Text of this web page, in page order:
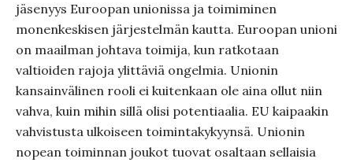
jäsenyys Euroopan unionissa ja toimiminen
monenkeskisen järjestelmän kautta. Euroopan unioni
on maailman johtava toimija, kun ratkotaan
valtioiden rajoja ylittäviä ongelmia. Unionin
kansainvälinen rooli ei kuitenkaan ole aina ollut niin
vahva, kuin mihin sillä olisi potentiaalia. EU kaipaakin
vahvistusta ulkoiseen toimintakykyynsä. Unionin
nopean toiminnan joukot tuovat osaltaan sellaisia